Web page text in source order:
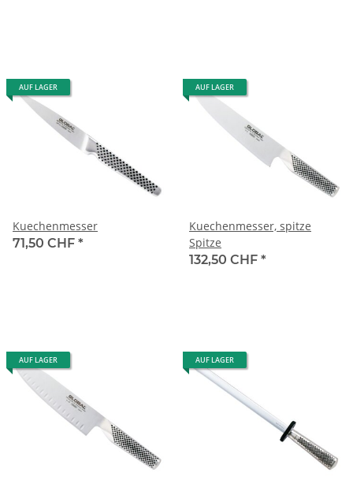
AUF LAGER
Kuechenmesser
71,50 CHF *
AUF LAGER
Kuechenmesser, spitze
Spitze
132,50 CHF *
AUF LAGER AUF LAGER